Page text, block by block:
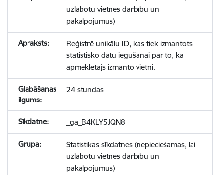
uzlabotu vietnes darbību un
pakalpojumus)
Reģistrē unikālu ID, kas tiek izmantots
statistisko datu iegūšanai par to, kā
apmeklētājs izmanto vietni.
24 stundas
_ga_B4KLY5JQN8
Statistikas sīkdatnes (nepieciešamas, lai
uzlabotu vietnes darbību un
pakalpojumus)